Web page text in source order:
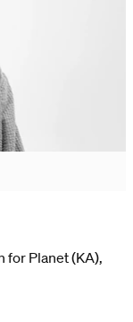
for Planet (KA),